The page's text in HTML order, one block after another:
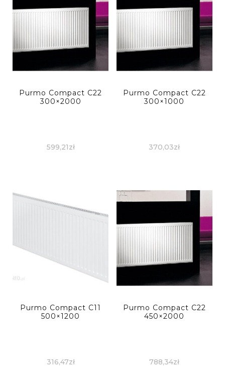
Purmo Compact C22
300×2000
599,21zł
Purmo Compact C22
300×1000
370,03zł
Purmo Compact C11
500×1200
316,47zł
Purmo Compact C22
450×2000
788,34zł